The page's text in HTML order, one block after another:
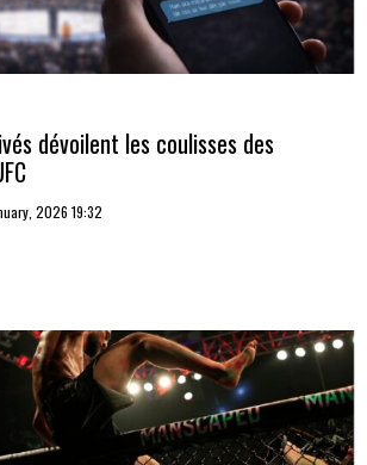
dévoilent les coulisses des
2026 19:32